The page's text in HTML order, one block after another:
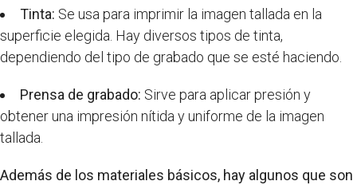
Tinta: Se usa para imprimir la imagen tallada en la
superficie elegida. Hay diversos tipos de tinta,
dependiendo del tipo de grabado que se esté haciendo.
Prensa de grabado: Sirve para aplicar presión y
obtener una impresión nítida y uniforme de la imagen
tallada.
Además de los materiales básicos, hay algunos que son